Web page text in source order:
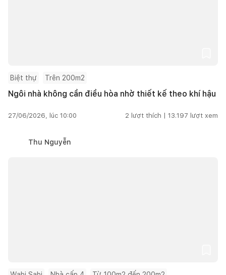
Biệt thự Trên 200m2
Ngôi nhà không cần điều hòa nhờ thiết kế theo khí hậu
27/06/2026, lúc 10:00 2 lượt thích | 13.197 lượt xem
Thu Nguyễn